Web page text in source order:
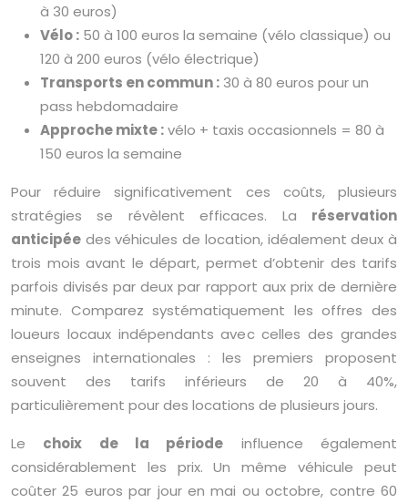
à 30 euros)
Vélo : 50 à 100 euros la semaine (vélo classique) ou
120 à 200 euros (vélo électrique)
Transports en commun : 30 à 80 euros pour un
pass hebdomadaire
Approche mixte :vélo + taxis occasionnels = 80 à
150 euros la semaine
Pour réduire significativement ces coûts, plusieurs
stratégies se révèlent efficaces. La réservation
anticipée des véhicules de location, idéalement deux à
trois mois avant le départ, permet d’obtenir des tarifs
parfois divisés par deux par rapport aux prix de dernière
minute. Comparez systématiquement les offres des
loueurs locaux indépendants avec celles des grandes
enseignes internationales : les premiers proposent
souvent des tarifs inférieurs de 20 à 40%,
particulièrement pour des locations de plusieurs jours.
Le choix de la période influence également
considérablement les prix. Un même véhicule peut
coûter 25 euros par jour en mai ou octobre, contre 60